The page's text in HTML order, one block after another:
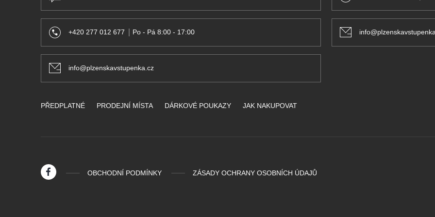
+420 277 012 677 Po - Pá 8:00 - 17:00
info@plzenskavstupenka.cz
PŘEDPLATNÉ PRODEJNÍ MÍSTA DÁRKOVÉ POUKAZY JAK NAKUPOVAT
OBCHODNÍ PODMÍNKY ZÁSADY OCHRANY OSOBNÍCH ÚDAJŮ